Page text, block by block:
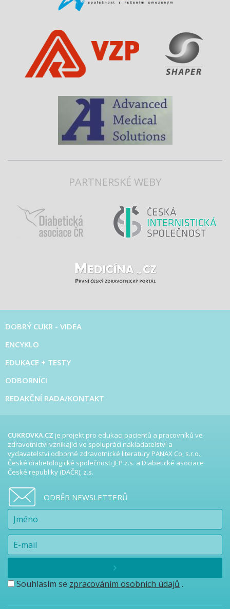
PARTNERSKÉ WEBY
DOBRÝ CUKR - VIDEA
ENCYKLO
EDUKACE + TESTY
ODBORNÍCI
REDAKČNÍ RADA/KONTAKT
CUKROVKA.CZ je projekt pro edukaci pacientů a pracovníků ve
zdravotnictví vznikající ve spolupráci nakladatelství a
vydavatelství odborné zdravotnické literatury PANAX Co, s.r.o.,
České diabetologické společnosti JEP z.s. a Diabetické asociace
České republiky (DAČR), z.s.
ODBĚR NEWSLETTERŮ
Souhlasím se zpracováním osobních údajů .